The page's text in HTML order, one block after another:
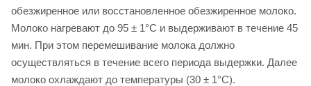
обезжиренное или восстановленное обезжиренное молоко.
Молоко нагревают до 95 ± 1°С и выдерживают в течение 45
мин. При этом перемешивание молока должно
осуществляться в течение всего периода выдержки. Далее
молоко охлаждают до температуры (30 ± 1°С).